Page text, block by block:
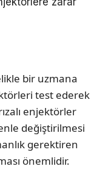
bir uzmana
test ederek
enjektörler
değiştirilmesi
gerektiren
önemlidir.